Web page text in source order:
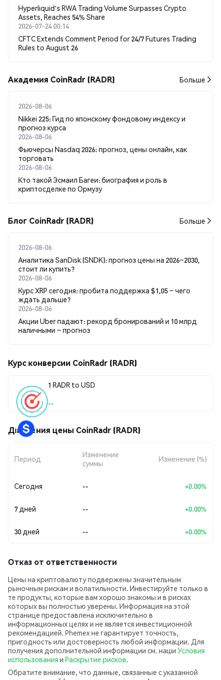
Hyperliquid's RWA Trading Volume Surpasses Crypto
Assets, Reaches 54% Share
2026-07-24 00:14
CFTC Extends Comment Period for 24/7 Futures Trading
Rules to August 26
Академия CoinRadr (RADR) Больше
2026-08-06
Nikkei 225: Гид по японскому фондовому индексу и
прогноз курса
2026-08-06
Фьючерсы Nasdaq 2026: прогноз, цены онлайн, как
торговать
2026-08-06
Кто такой Эсмаил Багеи: биография и роль в
криптосделке по Ормузу
Блог CoinRadr (RADR) Больше
2026-08-06
Аналитика SanDisk (SNDK): прогноз цены на 2026–2030,
стоит ли купить?
2026-08-06
Курс XRP сегодня: пробита поддержка $1,05 – чего
ждать дальше?
2026-08-06
Акции Uber падают: рекорд бронирований и 10 млрд
наличными – прогноз
Курс конверсии CoinRadr (RADR)
1 RADR to USD
--
Движения цены CoinRadr (RADR)
Период
Изменение
суммы
Изменение (%)
Сегодня -- +0.00%
7 дней -- +0.00%
30 дней -- +0.00%
Отказ от ответственности
Цены на криптовалюту подвержены значительным
рыночным рискам и волатильности. Инвестируйте только в
те продукты, которые вам хорошо знакомы и в рисках
которых вы полностью уверены. Информация на этой
странице предоставлена исключительно в
информационных целях и не является инвестиционной
рекомендацией. Phemex не гарантирует точность,
пригодность или достоверность любой информации. Для
получения дополнительной информации см. наши Условия
использования и Раскрытие рисков.
Обратите внимание, что данные, связанные с указанной